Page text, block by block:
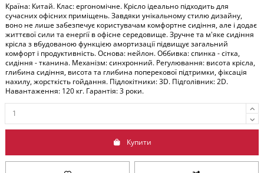
Країна: Китай. Клас: ергономічне. Крісло ідеально підходить для
сучасних офісних приміщень. Завдяки унікальному стилю дизайну,
воно не лише забезпечує користувачам комфортне сидіння, але і додає
життєвої сили та енергії в офісне середовище. Зручне та м'яке сидіння
крісла з вбудованою функцією амортизації підвищує загальний
комфорт і продуктивність. Основа: нейлон. Оббивка: спинка - сітка,
сидіння - тканина. Механізм: синхронний. Регулювання: висота крісла,
глибина сидіння, висота та глибина поперекової підтримки, фіксація
нахилу, жорсткість гойдання. Підлокітники: 3D. Підголівник: 2D.
Навантаження: 120 кг. Гарантія: 3 роки.
Купити